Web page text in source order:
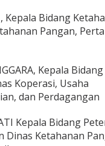
Kepala Bidang
Pangan,
Kepala Bidang
Koperasi, Usaha
dan Perdagangan
Kepala Bidang
Dinas Ketahanan